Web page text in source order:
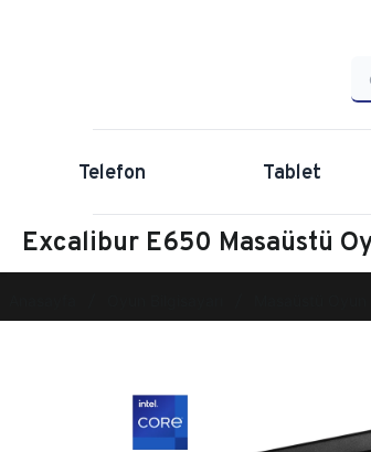
Telefon Tablet
Excalibur E650 Masaüstü